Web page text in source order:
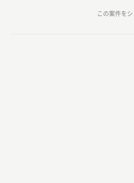
この案件を